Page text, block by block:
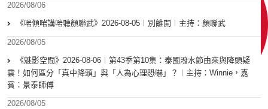
2026/08/06
《啱傾啱講啱聽顏聯武》2026-08-05︱別離開︱主持：顏聯武
2026/08/05
《魅影空間》2026-08-06︱第43季第10集：泰國潑水節由來與降頭疑
雲！如何區分「真中降頭」與「人為心理恐嚇」？︱主持：Winnie，嘉
賓：景泰師傅
2026/08/05